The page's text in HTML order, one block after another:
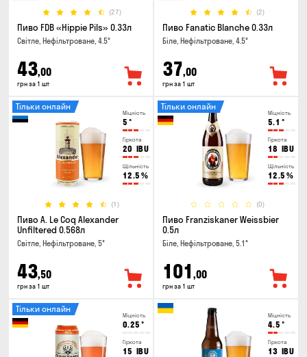
(27)
Пиво FDB «Hippie Pils» 0.33л
Світле, Нефільтроване, 4.5°
43,00
грн за 1 шт
(2)
Пиво Fanatic Blanche 0.33л
Біле, Нефільтроване, 4.5°
37,00
грн за 1 шт
Міцність
5 °
Гіркота
20 IBU
Щільність
12.5 %
(1)
Тільки онлайн
Пиво A. Le Coq Alexander
Unfiltered 0.568л
Світле, Нефільтроване, 5°
43,50
грн за 1 шт
Міцність
5.1 °
Гіркота
18 IBU
Щільність
12.5 %
(0)
Тільки онлайн
Пиво Franziskaner Weissbier
0.5л
Біле, Нефільтроване, 5.1°
101 ,00
грн за 1 шт
Міцність
0.25 °
Гіркота
15 IBU
Тільки онлайн
Міцність
4.5 °
Гіркота
13 IBU